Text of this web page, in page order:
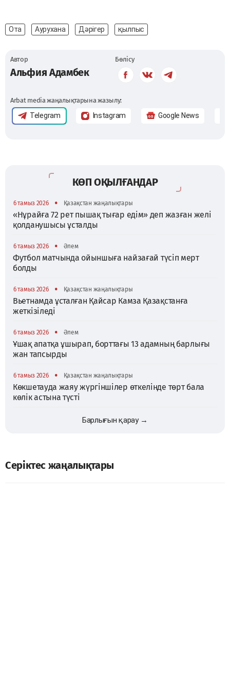
Ота Аурухана Дәрігер қылпыс
Автор
Альфия Адамбек
Бөлісу
Arbat media жаңалықтарына жазылу:
Telegram Instagram Google News
КӨП ОҚЫЛҒАНДАР
6 тамыз 2026 • Қазақстан жаңалықтары
«Нұрайға 72 рет пышақ тығар едім» деп жазған желі
қолданушысы ұсталды
6 тамыз 2026 • Әлем
Футбол матчында ойыншыға найзағай түсіп мерт
болды
6 тамыз 2026 • Қазақстан жаңалықтары
Вьетнамда ұсталған Қайсар Камза Қазақстанға
жеткізіледі
6 тамыз 2026 • Әлем
Ұшақ апатқа ұшырап, борттағы 13 адамның барлығы
жан тапсырды
6 тамыз 2026 • Қазақстан жаңалықтары
Көкшетауда жаяу жүргіншілер өткелінде төрт бала
көлік астына түсті
Барлығын қарау →
Серіктес жаңалықтары